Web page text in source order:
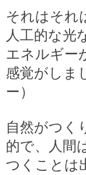
それはそれ
人工的な光
エネルギー
感覚がしま
ー）
自然がつく
的で、人間
つくことは